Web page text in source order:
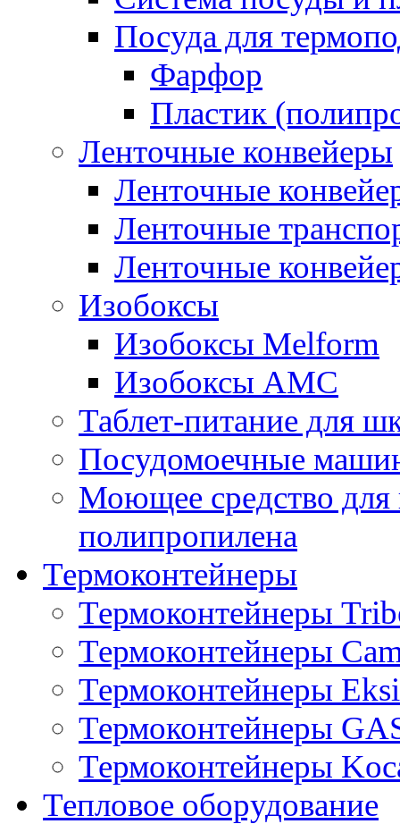
Посуда для
Фарфор
Пластик
Ленточные конвейеры
Ленточные
Ленточные
Ленточные
Изобоксы
Изобоксы Melform
Изобоксы AMC
Таблет-питание для
Посудомоечные
Моющее средство для
полипропилена
Термоконтейнеры
Термоконтейнеры
Термоконтейнеры
Термоконтейнеры Eksi
Термоконтейнеры
Термоконтейнеры
Тепловое оборудование